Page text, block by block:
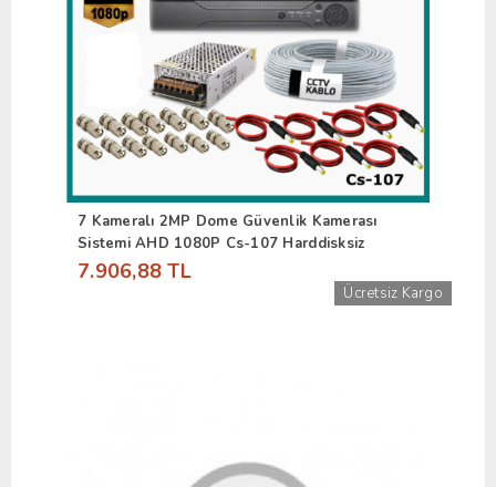
7 Kameralı 2MP Dome Güvenlik Kamerası
Sistemi AHD 1080P Cs-107 Harddisksiz
7.906,88 TL
Ücretsiz Kargo